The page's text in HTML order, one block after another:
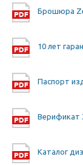
Брошюра
10 лет
Паспорт
Верификат
Каталог